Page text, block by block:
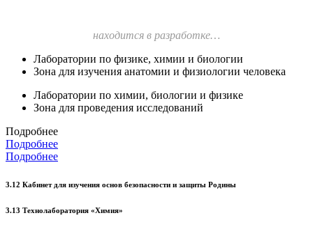
находится в разработке…
Лаборатории по физике, химии и биологии
Зона для изучения анатомии и физиологии человека
Лаборатории по химии, биологии и физике
Зона для проведения исследований
Подробнее
Подробнее
Подробнее
3.12 Кабинет для изучения основ безопасности и защиты Родины
3.13 Технолаборатория «Химия»